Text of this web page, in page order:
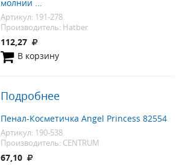
молнии ...
Артикул: 191-278
Производитель: Hatber
112,27
В корзину
Подробнее
Пенал-Косметичка Angel Princess 82554
Артикул: 190-538
Производитель: CENTRUM
67,10